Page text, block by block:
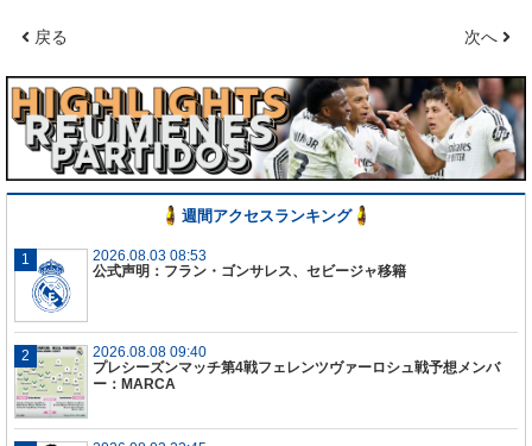
戻る 次へ
週間アクセスランキング
2026.08.03 08:53
公式声明：フラン・ゴンサレス、セビージャ移籍
2026.08.08 09:40
プレシーズンマッチ第4戦フェレンツヴァーロシュ戦予想メンバ
ー：MARCA